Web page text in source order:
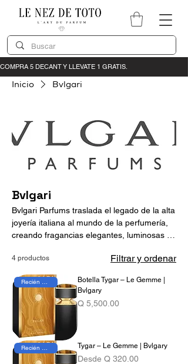
Inicio Bvlgari
Bvlgari
Bvlgari Parfums traslada el legado de la alta
joyería italiana al mundo de la perfumería,
creando fragancias elegantes, luminosas y
ingredientes de alta calidad con una
cítricas, florales y amaderadas. Cada
perfume refleja lujo contemporáneo,
equilibrio y un estilo distintivo inspirado en
la excelencia italiana.
4 productos Filtrar y ordenar
Recién Llegado
Botella Tygar – Le Gemme |
Bvlgary
Precio
Q 5,500.00
Recién Llegado Tygar – Le Gemme | Bvlgary
Desde Q 320.00
Precio de oferta